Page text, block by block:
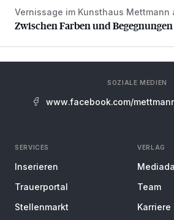
Zwischen Farben und Begegnungen
Vernissage im Kunsthaus Mettmann
Zwischen Farben und Begegnungen
SOZIALE MEDIEN
www.facebook.com/
SERVICES
Inserieren
Trauerportal
Stellenmarkt
VERLAG
Team
Karriere